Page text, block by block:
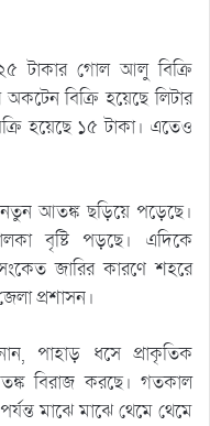
টাকার গোল আলু বিক্রি
বিক্রি হয়েছে লিটার
হয়েছে ১৫ টাকা। এতেও
আতঙ্ক ছড়িয়ে পড়েছে।
বৃষ্টি পড়ছে। এদিকে
জারির কারণে শহরে
প্রশাসন।
পাহাড় ধসে প্রাকৃতিক
বিরাজ করছে। গতকাল
মাঝে মাঝে থেমে থেমে